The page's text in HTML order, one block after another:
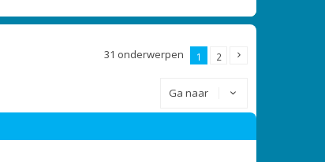
31 onderwerpen 1 2
Ga naar